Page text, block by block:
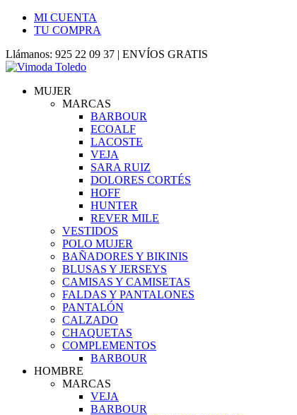
MI CUENTA
TU COMPRA
Llámanos: 925 22 09 37 | ENVÍOS GRATIS
MUJER
MARCAS
BARBOUR
ECOALF
LACOSTE
VEJA
SARA RUIZ
DOLORES CORTÉS
HOFF
HUNTER
REVER MILE
VESTIDOS
POLO MUJER
BAÑADORES Y BIKINIS
BLUSAS Y JERSEYS
CAMISAS Y CAMISETAS
FALDAS Y PANTALONES
PANTALÓN
CALZADO
CHAQUETAS
COMPLEMENTOS
BARBOUR
HOMBRE
MARCAS
VEJA
BARBOUR